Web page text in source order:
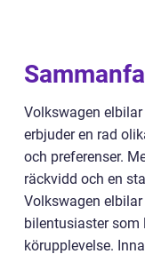
Volkswagen
erbjuder en rad
och preferenser.
räckvidd och en
Volkswagen
bilentusiaster som
körupplevelse.